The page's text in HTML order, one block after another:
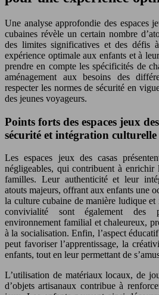
Une analyse approfondie des espaces
cubaines révèle un certain nombre
des limites significatives et des défis
expérience optimale aux enfants et à
prendre en compte les spécificités de
aménagement aux besoins des
respecter les normes de sécurité en
des jeunes voyageurs.
Points forts des espaces jeux
sécurité et intégration culturelle
Les espaces jeux des casas
négligeables, qui contribuent à enrichir
familles. Leur authenticité et leur
atouts majeurs, offrant aux enfants une
la culture cubaine de manière ludique
convivialité sont également des
environnement familial et chaleureux,
à la socialisation. Enfin, l’aspect
peut favoriser l’apprentissage, la
enfants, tout en leur permettant de
L’utilisation de matériaux locaux, de
d’objets artisanaux contribue à